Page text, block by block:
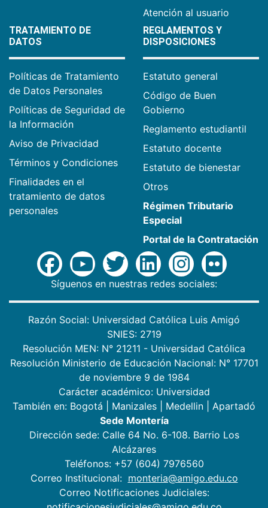
Atención al usuario
TRATAMIENTO DE
DATOS
Políticas de Tratamiento
de Datos Personales
Políticas de Seguridad de
la Información
Aviso de Privacidad
Términos y Condiciones
Finalidades en el
tratamiento de datos
personales
REGLAMENTOS Y
DISPOSICIONES
Estatuto general
Código de Buen
Gobierno
Reglamento estudiantil
Estatuto docente
Estatuto de bienestar
Otros
Régimen Tributario
Especial
Portal de la Contratación
Síguenos en nuestras redes sociales:
Razón Social: Universidad Católica Luis Amigó
SNIES: 2719
Resolución MEN: N° 21211 - Universidad Católica
Resolución Ministerio de Educación Nacional: N° 17701
de noviembre 9 de 1984
Carácter académico: Universidad
También en: Bogotá Manizales Medellin
Apartadó
Sede Montería
Dirección sede: Calle 64 No. 6-108. Barrio Los
Alcázares
Teléfonos: +57 (604) 7976560
Correo Institucional: monteria@amigo.edu.co
Correo Notificaciones Judiciales: